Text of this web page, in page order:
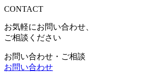
CONTACT
お気軽にお問い合わせ、
ご相談ください
お問い合わせ・ご相談
お問い合わせ